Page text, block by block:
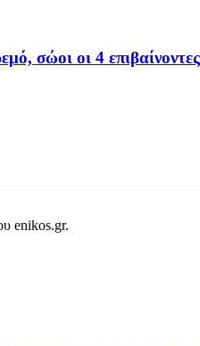
σώοι οι 4 επιβαίνοντες
enikos.gr.